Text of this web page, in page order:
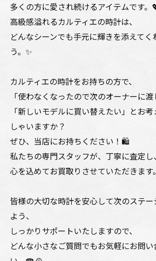
多くの方に愛され続けるアイテムです。
高級感溢れるカルティエの時計は、
どんなシーンでも手元に輝きを添えてく
う。✨
カルティエの時計をお持ちの方で、
「使わなくなったので次のオーナーに渡
「新しいモデルに買い替えたい」とお
しゃいますか？
ぜひ、当店にお持ちください！🛍️
私たちの専門スタッフが、丁寧に査定し、
心を込めてお買取りさせていただきま
皆様の大切な時計を安心して次のステ
よう、
しっかりサポートいたしますので、
どんな小さなご質問でもお気軽にお問